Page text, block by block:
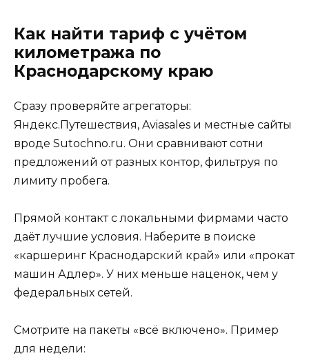
Как найти тариф с учётом
километража по
Краснодарскому краю
Сразу проверяйте агрегаторы:
Яндекс.Путешествия, Aviasales и местные сайты
вроде Sutochno.ru. Они сравнивают сотни
предложений от разных контор, фильтруя по
лимиту пробега.
Прямой контакт с локальными фирмами часто
даёт лучшие условия. Наберите в поиске
«каршеринг Краснодарский край» или «прокат
машин Адлер». У них меньше наценок, чем у
федеральных сетей.
Смотрите на пакеты «всё включено». Пример
для недели: